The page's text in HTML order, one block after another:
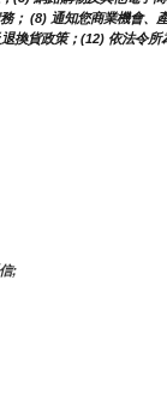
； (8) 通知您商業機會、
換貨政策；(12) 依法令
;